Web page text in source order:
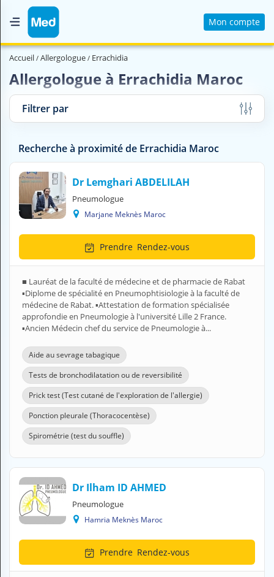
Mon compte
Accueil
Magazine Médical
Nous contacter
Professionnel de santé
Pharmacie
Médicament
Questions médicales
Clinique
Vétérinaire
C
Accueil Allergologue Errachidia
Allergologue à Errachidia Maroc
Filtrer par
Recherche à proximité de Errachidia Maroc
Dr Lemghari ABDELILAH
Pneumologue
Marjane Meknès Maroc
Prendre Rendez-vous
■ Lauréat de la faculté de médecine et de pharmacie de Rabat
▪︎Diplome de spécialité en Pneumophtisiologie à la faculté de
médecine de Rabat. ▪︎Attestation de formation spécialisée
approfondie en Pneumologie à l'université Lille 2 France.
▪︎Ancien Médecin chef du service de Pneumologie à...
Aide au sevrage tabagique
Tests de bronchodilatation ou de reversibilité
Prick test (Test cutané de l'exploration de l'allergie)
Ponction pleurale (Thoracocentèse)
Spirométrie (test du souffle)
Dr Ilham ID AHMED
Pneumologue
Hamria Meknès Maroc
Prendre Rendez-vous